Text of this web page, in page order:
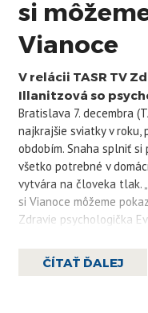
si
Vianoce
V relácii TASR TV
Illanitzová so
Bratislava 7. decembra
najkrajšie sviatky v roku,
obdobím. Snaha splniť
všetko potrebné v
vytvára na človeka tlak.
si Vianoce môžeme
Zdravie psychologička
„Keď budeme na
užiť ani tie kratučké
ČÍTAŤ ĎALEJ